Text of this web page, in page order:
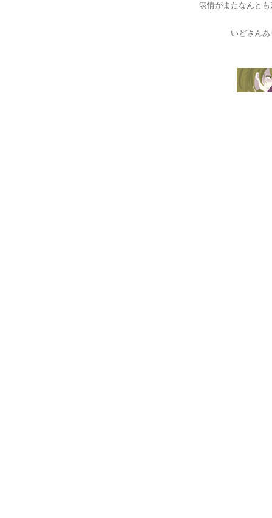
表情がまたなんと
いどさん